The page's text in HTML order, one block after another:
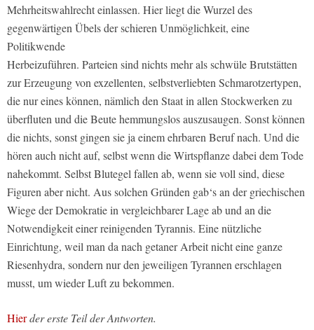
Mehrheitswahlrecht einlassen. Hier liegt die Wurzel des
gegenwärtigen Übels der schieren Unmöglichkeit, eine
Politikwende
Herbeizuführen. Parteien sind nichts mehr als schwüle Brutstätten
zur Erzeugung von exzellenten, selbstverliebten Schmarotzertypen,
die nur eines können, nämlich den Staat in allen Stockwerken zu
überfluten und die Beute hemmungslos auszusaugen. Sonst können
die nichts, sonst gingen sie ja einem ehrbaren Beruf nach. Und die
hören auch nicht auf, selbst wenn die Wirtspflanze dabei dem Tode
nahekommt. Selbst Blutegel fallen ab, wenn sie voll sind, diese
Figuren aber nicht. Aus solchen Gründen gab‘s an der griechischen
Wiege der Demokratie in vergleichbarer Lage ab und an die
Notwendigkeit einer reinigenden Tyrannis. Eine nützliche
Einrichtung, weil man da nach getaner Arbeit nicht eine ganze
Riesenhydra, sondern nur den jeweiligen Tyrannen erschlagen
musst, um wieder Luft zu bekommen.
Hierder erste Teil der Antworten.